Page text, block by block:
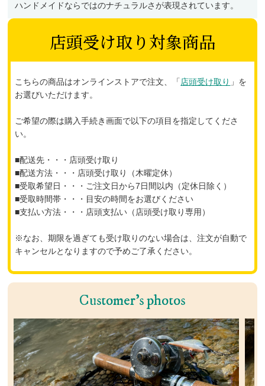
ハンドメイドならではのナチュラルさが表現されています。
店頭受け取り対象商品
こちらの商品はオンラインストアで注文、「 店頭受け取り 」を
お選びいただけます。
ご希望の際は購入手続き画面で以下の項目を指定してくださ
い。
■配送先・・・店頭受け取り
■配送方法・・・店頭受け取り（木曜定休）
■受取希望日・・・ご注文日から7日間以内（定休日除く）
■受取時間帯・・・目安の時間をお選びください
■支払い方法・・・店頭支払い（店頭受け取り専用）
※なお、期限を過ぎても受け取りのない場合は、注文が自動で
キャンセルとなりますので予めご了承ください。
Customer's photos